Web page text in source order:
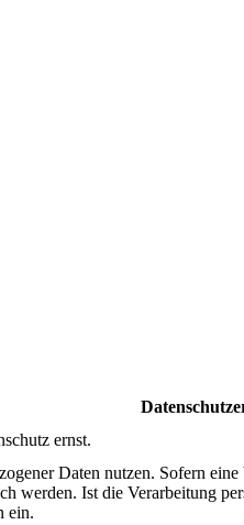
ernst.
Daten nutzen. Sofern
werden. Ist die Verarbeitung
ein.